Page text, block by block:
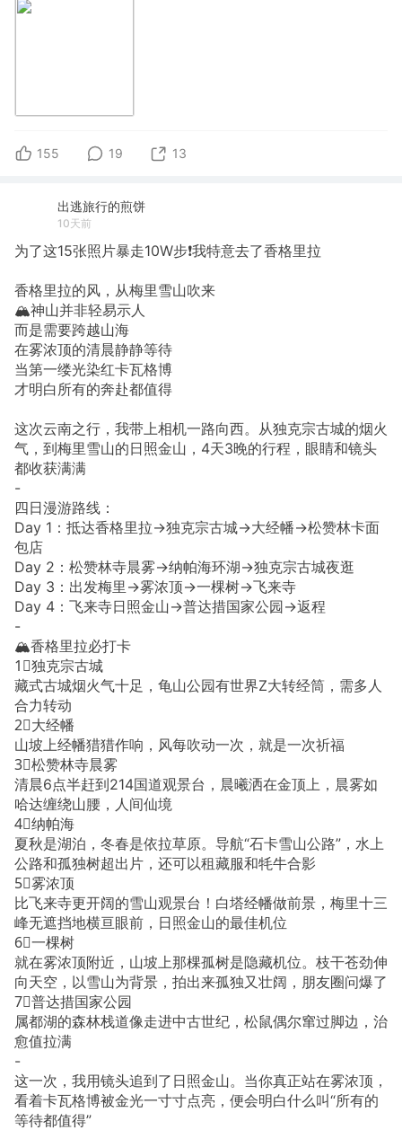
155 19 13
出逃旅行的煎饼
10天前
为了这15张照片暴走10W步❗我特意去了香格里拉
香格里拉的风，从梅里雪山吹来
🏔️神山并非轻易示人
而是需要跨越山海
在雾浓顶的清晨静静等待
当第一缕光染红卡瓦格博
才明白所有的奔赴都值得
这次云南之行，我带上相机一路向西。从独克宗古城的烟火
气，到梅里雪山的日照金山，4天3晚的行程，眼睛和镜头
都收获满满
-
四日漫游路线：
Day 1：抵达香格里拉→独克宗古城→大经幡→松赞林卡面
包店
Day 2：松赞林寺晨雾→纳帕海环湖→独克宗古城夜逛
Day 3：出发梅里→雾浓顶→一棵树→飞来寺
Day 4：飞来寺日照金山→普达措国家公园→返程
-
🏔️香格里拉必打卡
1⃣️独克宗古城
藏式古城烟火气十足，龟山公园有世界Z大转经筒，需多人
合力转动
2⃣️大经幡
山坡上经幡猎猎作响，风每吹动一次，就是一次祈福
3⃣️松赞林寺晨雾
清晨6点半赶到214国道观景台，晨曦洒在金顶上，晨雾如
哈达缠绕山腰，人间仙境
4⃣️纳帕海
夏秋是湖泊，冬春是依拉草原。导航“石卡雪山公路”，水上
公路和孤独树超出片，还可以租藏服和牦牛合影
5⃣️雾浓顶
比飞来寺更开阔的雪山观景台！白塔经幡做前景，梅里十三
峰无遮挡地横亘眼前，日照金山的最佳机位
6⃣️一棵树
就在雾浓顶附近，山坡上那棵孤树是隐藏机位。枝干苍劲伸
向天空，以雪山为背景，拍出来孤独又壮阔，朋友圈问爆了
7⃣️普达措国家公园
属都湖的森林栈道像走进中古世纪，松鼠偶尔窜过脚边，治
愈值拉满
-
这一次，我用镜头追到了日照金山。当你真正站在雾浓顶，
看着卡瓦格博被金光一寸寸点亮，便会明白什么叫“所有的
等待都值得”